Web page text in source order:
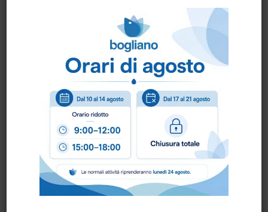
Puoi ordinare chiamando al0172 478161
oppure
info@bogliano.it.
Per ogni informazione siamo a disposizione.
Prodotti correlati